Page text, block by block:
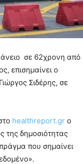
σε 62χρονη από
επισημαίνει ο
Σιδέρης, σε
healthreport.gr ο
της δημοσιότητας
που σημαίνει